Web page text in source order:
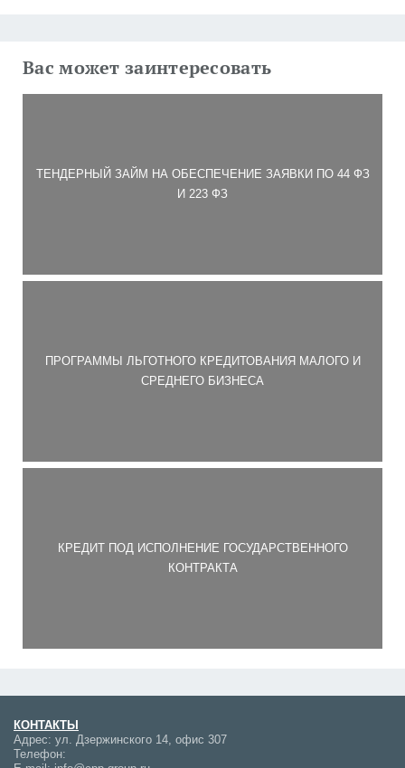
Вас может заинтересовать
ТЕНДЕРНЫЙ ЗАЙМ НА ОБЕСПЕЧЕНИЕ ЗАЯВКИ ПО 44 ФЗ
И 223 ФЗ
ПРОГРАММЫ ЛЬГОТНОГО КРЕДИТОВАНИЯ МАЛОГО И
СРЕДНЕГО БИЗНЕСА
КРЕДИТ ПОД ИСПОЛНЕНИЕ ГОСУДАРСТВЕННОГО
КОНТРАКТА
КОНТАКТЫ
Адрес: ул. Дзержинского 14, офис 307
Телефон: